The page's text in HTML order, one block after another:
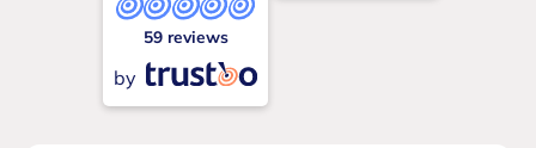
59 reviews
by